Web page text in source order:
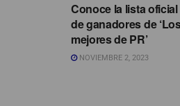
Conoce la lista oficial
de ganadores de
mejores de PR’
NOVIEMBRE 2, 2023